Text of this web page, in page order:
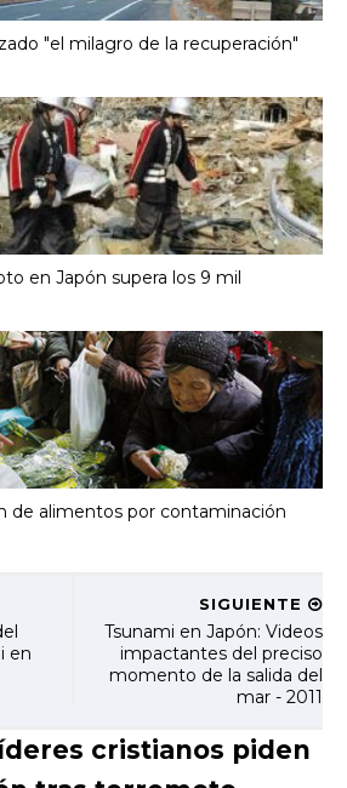
"el milagro de la recuperación"
en Japón supera los 9 mil
de alimentos por contaminación
SIGUIENTE
Tsunami en Japón: Videos
impactantes del preciso
momento de la salida del
mar - 2011
en
cristianos piden